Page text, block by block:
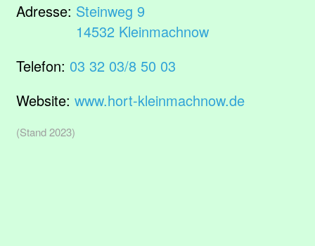
Adresse: Steinweg 9
14532 Kleinmachnow
Telefon: 03 32 03/8 50 03
Website: www.hort-kleinmachnow.de
(Stand 2023)